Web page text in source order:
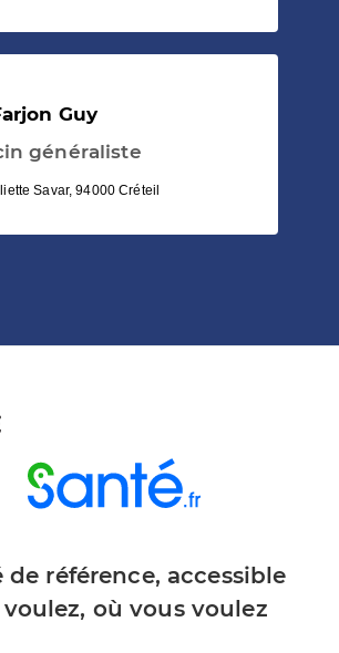
Guy
généraliste
Savar, 94000 Créteil
de référence, accessible
où vous voulez